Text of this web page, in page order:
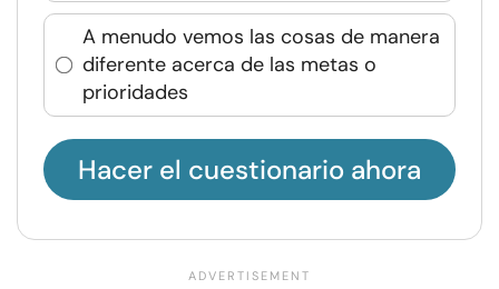
A menudo vemos las cosas de manera
diferente acerca de las metas o
prioridades
Hacer el cuestionario ahora